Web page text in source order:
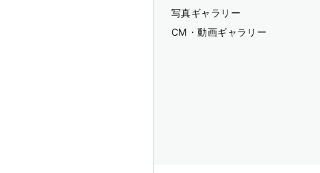
写真ギャラリー
CM・動画ギャラリー